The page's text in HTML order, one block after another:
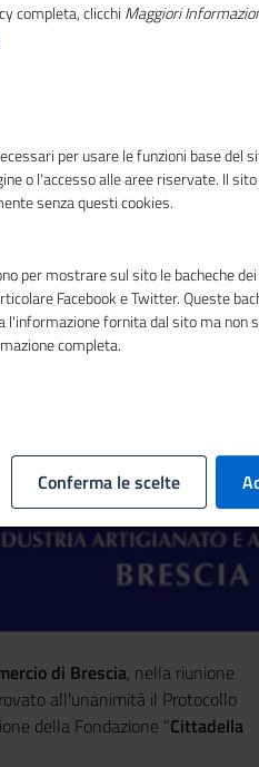
la Giunta
di
il
di Brescia, nella riunione
all'unanimità il Protocollo
della Fondazione “Cittadella
completa, clicchi Maggiori
per usare le funzioni base del
o l'accesso alle aree riservate. Il
senza questi cookies.
per mostrare sul sito le bacheche
Facebook e Twitter. Queste
l'informazione fornita dal sito ma non
completa.
Conferma le scelte